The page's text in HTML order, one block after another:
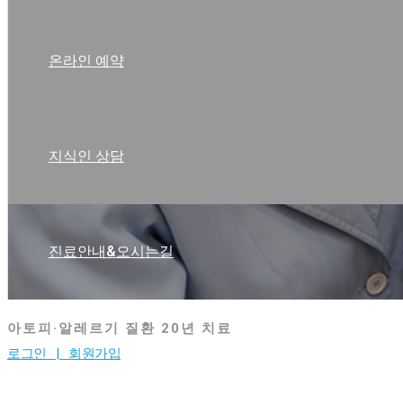
온라인 예약
지식인 상담
진료안내&오시는길
아토피·알레르기 질환 20년 치료
로그인 | 회원가입